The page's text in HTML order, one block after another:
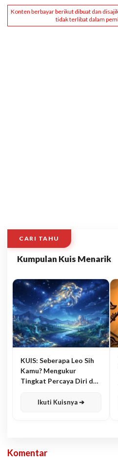
CARI TAHU
Kumpulan Kuis Menarik
KUIS: Seberapa Leo Sih
Kamu? Mengukur
Tingkat Percaya Diri dan
Ikuti Kuisnya ➔
Komentar